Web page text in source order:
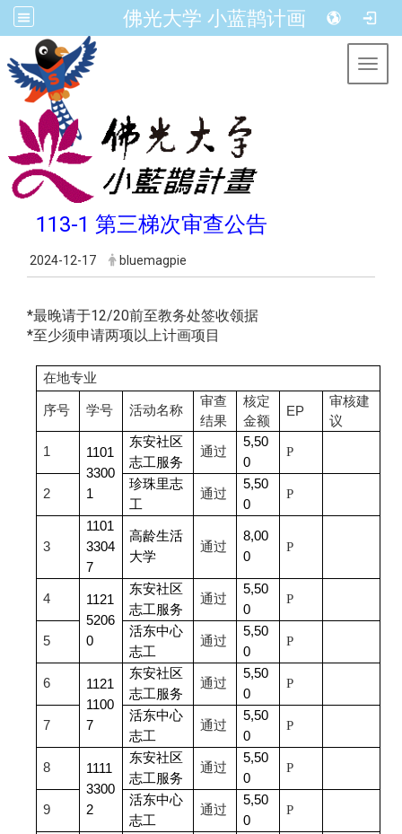
佛光大学 小蓝鹊计画
113-1 第三梯次审查公告
2024-12-17 bluemagpie
*最晚请于12/20前至教务处签收领据
*至少须申请两项以上计画项目
在地专业
序号 学号 活动名称
审查
结果
核定
金额
EP
审核建
议
1
1101
3300
1
东安社区
志工服务
通过
5,50
0
P
2
珍珠里志
工
通过
5,50
0
P
3
1101
3304
7
高龄生活
大学
通过
8,00
0
P
4
1121
5206
0
东安社区
志工服务
通过
5,50
0
P
5
活东中心
志工
通过
5,50
0
P
6
1121
1100
7
东安社区
志工服务
通过
5,50
0
P
7
活东中心
志工
通过
5,50
0
P
8
1111
3300
2
东安社区
志工服务
通过
5,50
0
P
9
活东中心
志工
通过
5,50
0
P